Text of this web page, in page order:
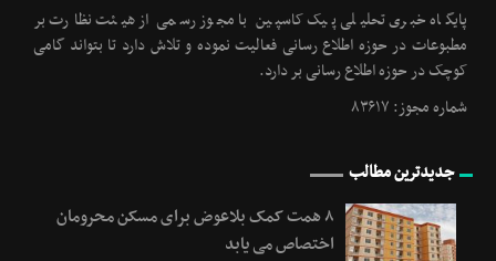
پایگاه خبری تحلیلی پیک کاسپین با مجوز رسمی از هیئت نظارت بر
مطبوعات در حوزه اطلاع رسانی فعالیت نموده و تلاش دارد تا بتواند گامی
کوچک در حوزه اطلاع رسانی بر دارد.
شماره مجوز: ۸۳۶۱۷
جدیدترین مطالب
۸ همت کمک بلاعوض برای مسکن محرومان
اختصاص می یابد